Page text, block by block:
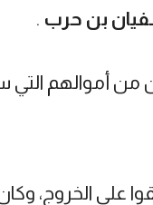
بن حرب .
من أموالهم
على الخروج،